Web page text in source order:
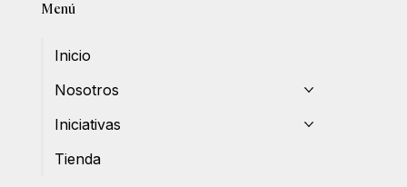
Menú
Inicio
Nosotros
Iniciativas
Tienda